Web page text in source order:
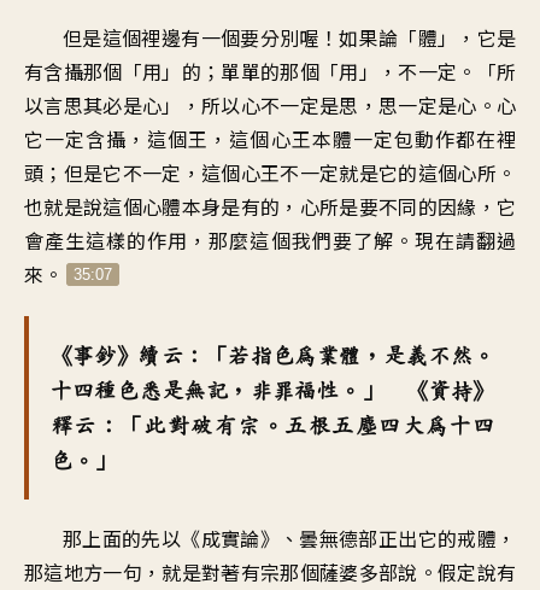
但是這個裡邊有一個要分別喔！如果論「體」，它是
有含攝那個「用」的；單單的那個「用」，不一定。「所
以言思其必是心」，所以心不一定是思，思一定是心。心
它一定含攝，這個王，這個心王本體一定包動作都在裡
頭；但是它不一定，這個心王不一定就是它的這個心所。
也就是說這個心體本身是有的，心所是要不同的因緣，它
會產生這樣的作用，那麼這個我們要了解。現在請翻過
來。
35:07
《事鈔》續云：「若指色為業體，是義不然。
十四種色悉是無記，非罪福性。」 《資持》
釋云：「此對破有宗。五根五塵四大為十四
色。」
那上面的先以《成實論》、曇無德部正出它的戒體，
那這地方一句，就是對著有宗那個薩婆多部說。假定說有